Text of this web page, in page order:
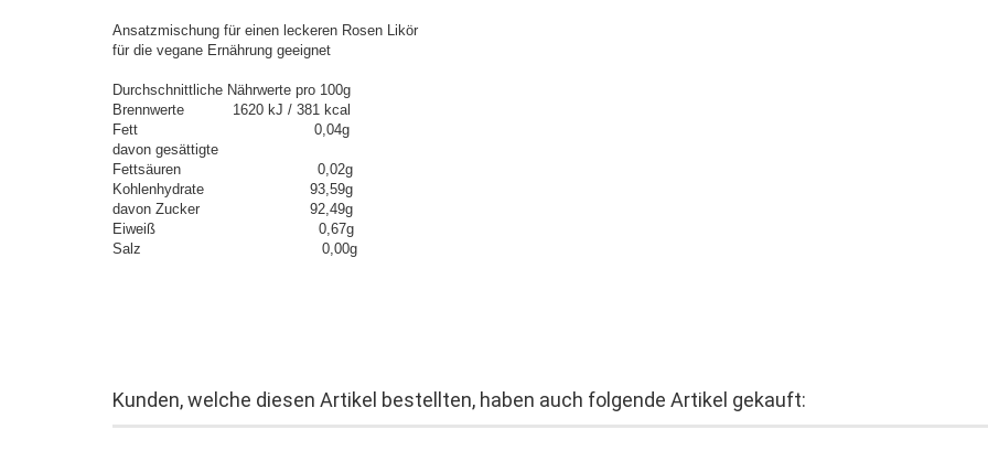
Ansatzmischung für einen leckeren Rosen Likör
für die vegane Ernährung geeignet
Durchschnittliche Nährwerte pro 100g
Brennwerte 1620 kJ / 381 kcal
Fett 0,04g
davon gesättigte
Fettsäuren 0,02g
Kohlenhydrate 93,59g
davon Zucker 92,49g
Eiweiß 0,67g
Salz 0,00g
Kunden, welche diesen Artikel bestellten, haben auch folgende Artikel gekauft: